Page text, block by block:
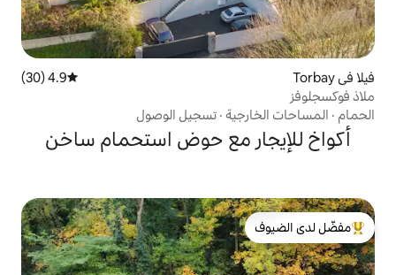
·تسجيل الوصول
مع حوض استحمام ساخن
الضيوف